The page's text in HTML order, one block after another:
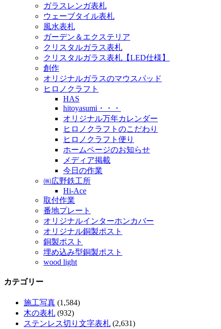
ガラスレンガ表札
ウェーブタイル表札
風水表札
ガーデン＆エクステリア
クリスタルガラス表札
クリスタルガラス表札【LED仕様】
創作
オリジナルガラスのマウスパッド
ヒロノクラフト
HAS
hitoyasumi・・・
オリジナル万年カレンダー
ヒロノクラフトのこだわり
ヒロノクラフト便り
ホームページのお知らせ
メディア掲載
今日の作業
㈱広野鉄工所
Hi-Ace
取付作業
番地プレート
オリジナルインターホンカバー
オリジナル銅製ポスト
銅製ポスト
埋め込み型銅製ポスト
wood light
カテゴリー
施工写真 (1,584)
木の表札 (932)
ステンレス切り文字表札 (2,631)